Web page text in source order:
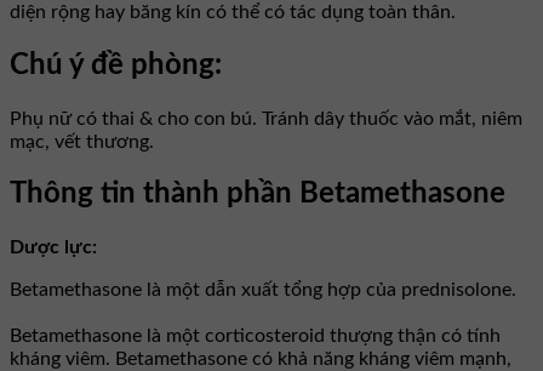
diện rộng hay băng kín có thể có tác dụng toàn thân.
Chú ý đề phòng:
Phụ nữ có thai & cho con bú. Tránh dây thuốc vào mắt, niêm
mạc, vết thương.
Thông tin thành phần Betamethasone
Dược lực:
Betamethasone là một dẫn xuất tổng hợp của prednisolone.
Betamethasone là một corticosteroid thượng thận có tính
kháng viêm. Betamethasone có khả năng kháng viêm mạnh,